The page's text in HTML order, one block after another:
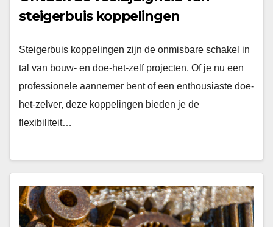
steigerbuis koppelingen
Steigerbuis koppelingen zijn de onmisbare schakel in
tal van bouw- en doe-het-zelf projecten. Of je nu een
professionele aannemer bent of een enthousiaste doe-
het-zelver, deze koppelingen bieden je de
flexibiliteit…